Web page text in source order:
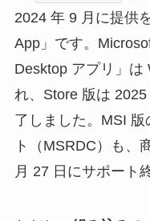
2024 年 9 月に提供
App」です。
Desktop アプリ」は
れ、Store 版は
了しました。MSI
ト（MSRDC）も、
月 27 日にサポート